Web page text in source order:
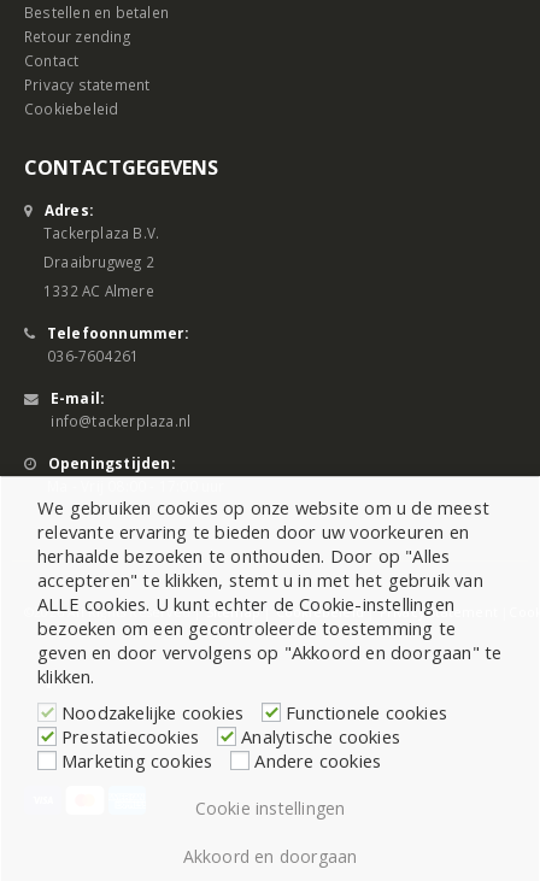
Bestellen en betalen
Retour zending
Contact
Privacy statement
Cookiebeleid
CONTACTGEGEVENS
Adres:
Tackerplaza B.V.
Draaibrugweg 2
1332 AC Almere
Telefoonnummer:
036-7604261
E-mail:
info@tackerplaza.nl
Openingstijden:
©2026 All Rights Reserved |Sitemap|Cookiebeleid|Privacy Statement
We gebruiken cookies op onze website om u de meest
relevante ervaring te bieden door uw voorkeuren en
herhaalde bezoeken te onthouden. Door op "Alles
accepteren" te klikken, stemt u in met het gebruik van
ALLE cookies. U kunt echter de Cookie-instellingen
bezoeken om een gecontroleerde toestemming te
geven en door vervolgens op "Akkoord en doorgaan" te
klikken.
Noodzakelijke cookies
Functionele cookies
Prestatiecookies
Analytische cookies
Marketing cookies
Andere cookies
Cookie instellingen
Akkoord en doorgaan